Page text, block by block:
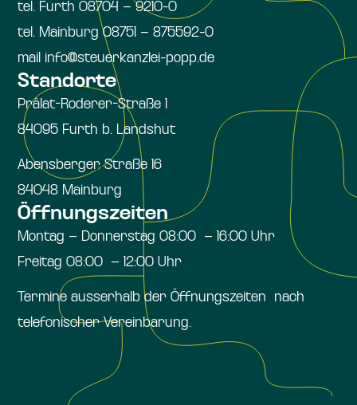
tel. Furth 08704 – 9210-0
tel. Mainburg 08751 – 875592-0
mail info@steuerkanzlei-popp.de
Standorte
Prälat-Roderer-Straße 1
84095 Furth b. Landshut
Abensberger Straße 16
84048 Mainburg
Öffnungszeiten
Montag – Donnerstag 08:00 – 16:00 Uhr
Freitag 08:00 – 12:00 Uhr
Termine ausserhalb der Öffnungszeiten nach
telefonischer Vereinbarung.